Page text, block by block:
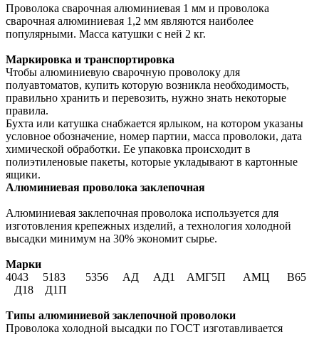
Проволока сварочная алюминиевая 1 мм и проволока
сварочная алюминиевая 1,2 мм являются наиболее
популярными. Масса катушки с ней 2 кг.
Маркировка и транспортировка
Чтобы алюминиевую сварочную проволоку для
полуавтоматов, купить которую возникла необходимость,
правильно хранить и перевозить, нужно знать некоторые
правила.
Бухта или катушка снабжается ярлыком, на котором указаны
условное обозначение, номер партии, масса проволоки, дата
химической обработки. Ее упаковка происходит в
полиэтиленовые пакеты, которые укладывают в картонные
ящики.
Алюминиевая проволока заклепочная
Алюминиевая заклепочная проволока используется для
изготовления крепежных изделий, а технология холодной
высадки минимум на 30% экономит сырье.
Марки
4043 5183 5356 АД АД1 АМГ5П АМЦ В65
Д18 Д1П
Типы алюминиевой заклепочной проволоки
Проволока холодной высадки по ГОСТ изготавливается